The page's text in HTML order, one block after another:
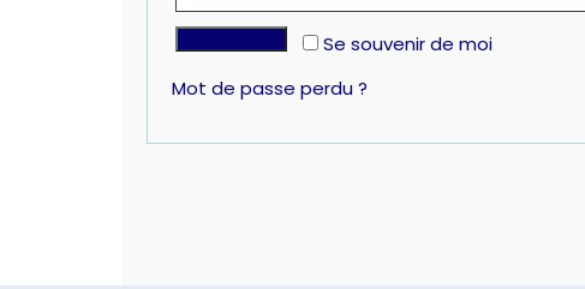
Se souvenir de moi
Mot de passe perdu ?